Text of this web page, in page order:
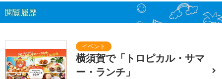
閲覧履歴
横須賀で「トロピカル・サマ
ー・ランチ」